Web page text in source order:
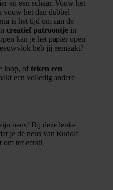
en een schaar. Vouw het
vouw het dan dubbel
is het tijd om aan de
creatief patroontje in
kan je het papier open
heb jij gemaakt?
loop, of teken een
een volledig andere
neus! Bij deze leuke
je de neus van Rudolf
om ter eerst!